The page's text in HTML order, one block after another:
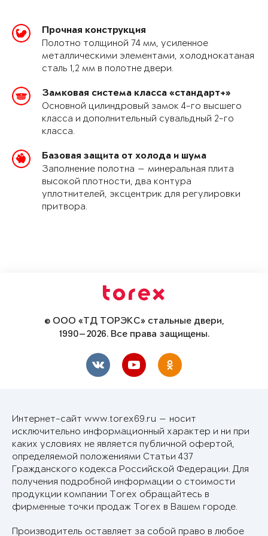
Прочная конструкция
Полотно толщиной 74 мм, усиленное
металлическими элементами, холоднокатаная
сталь 1,2 мм в полотне двери.
Замковая система класса «стандарт+»
Основной цилиндровый замок 4-го высшего
класса и дополнительный сувальдный 2-го
класса.
Базовая защита от холода и шума
Заполнение полотна — минеральная плита
высокой плотности, два контура
уплотнителей, эксцентрик для регулировки
притвора.
© ООО «ТД ТОРЭКС» стальные двери,
1990—2026. Все права защищены.
Интернет-сайт www.torex69.ru — носит
исключительно информационный характер и ни при
каких условиях не является публичной офертой,
определяемой положениями Статьи 437
Гражданского кодекса Российской Федерации. Для
получения подробной информации о стоимости
продукции компании Torex обращайтесь в
фирменные точки продаж Torex в Вашем городе.
Производитель оставляет за собой право в любое